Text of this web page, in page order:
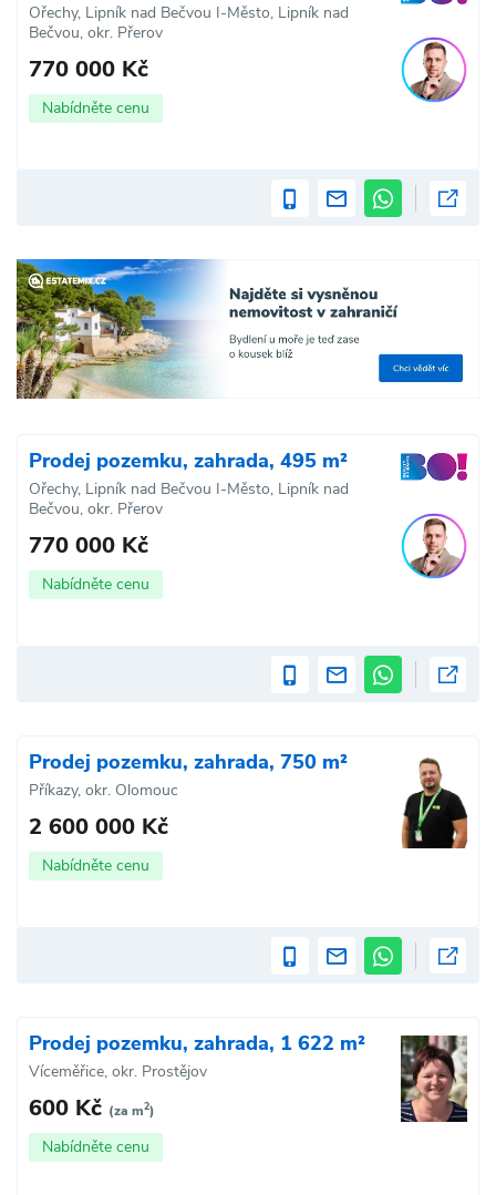
Ořechy, Lipník nad Bečvou I-Město, Lipník nad
Bečvou, okr. Přerov
770 000 Kč
Nabídněte cenu
Prodej pozemku, zahrada, 495 m²
Ořechy, Lipník nad Bečvou I-Město, Lipník nad
Bečvou, okr. Přerov
770 000 Kč
Nabídněte cenu
Prodej pozemku, zahrada, 750 m²
Příkazy, okr. Olomouc
2 600 000 Kč
Nabídněte cenu
Prodej pozemku, zahrada, 1 622 m²
Víceměřice, okr. Prostějov
600 Kč (za m2)
Nabídněte cenu